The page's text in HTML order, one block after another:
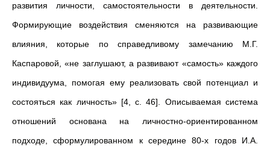
развития личности, самостоятельности в деятельности.
Формирующие воздействия сменяются на развивающие
влияния, которые по справедливому замечанию М.Г.
Каспаровой, «не заглушают, а развивают «самость» каждого
индивидуума, помогая ему реализовать свой потенциал и
состояться как личность» [4, с. 46]. Описываемая система
отношений основана на личностно-ориентированном
подходе, сформулированном к середине 80-х годов И.А.